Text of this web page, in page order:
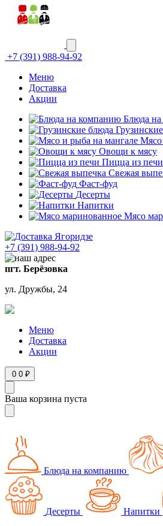
+7 (391) 988-94-92
Меню
Доставка
Акции
Блюда
Мясо
Овощи к мясу
Пицца из печи
Свежая
Фаст-фуд
Десерты
Напитки
Мясо
+7 (391) 988-94-92
пгт. Берёзовка
ул. Дружбы, 24
Меню
Доставка
Акции
0 0 ₽
Ваша корзина пуста
Блюда на компанию
Десерты Напитки